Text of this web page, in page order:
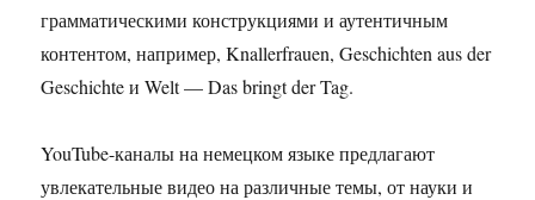
грамматическими конструкциями и аутентичным
контентом, например, Knallerfrauen, Geschichten aus der
Geschichte и Welt — Das bringt der Tag.
YouTube-каналы на немецком языке предлагают
увлекательные видео на различные темы, от науки и